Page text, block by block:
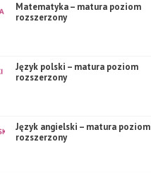
Matematyka – matura poziom
rozszerzony
Język polski – matura poziom
rozszerzony
Język angielski – matura poziom
rozszerzony